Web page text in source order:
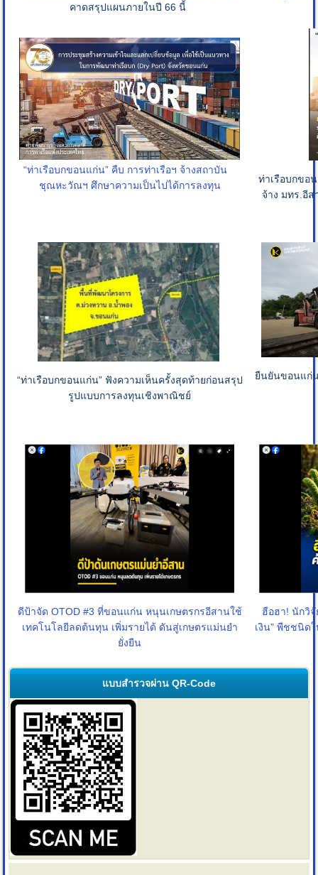
คาดสรุปแผนภายในปี 66 นี้
“ท่าเรือบกขอนแก่น” คืบ การท่าเรือฯ จ้างสถาบัน
ชุณหะวัณฯ ศึกษาความเป็นไปได้การลงทุน
ท่าเรือบกขอ
จ้าง มทร.อี
“ท่าเรือบกขอนแก่น” ฟังความเห็นครั้งสุดท้ายก่อนสรุป
รูปแบบการลงทุนเชิงพาณิชย์
ยืนยันขอนแก่
ดีป้าจัด OTOD #3 ที่ขอนแก่น หนุนเกษตรกรอีสานใช้
เทคโนโลยีลดต้นทุน เพิ่มรายได้ ดันสู่เกษตรแม่นยำ
ยั่งยืน
ฮือฮา! นักวิ
เงิน” พืชชนิด
แบบสำรวจผ่าน QR-Code